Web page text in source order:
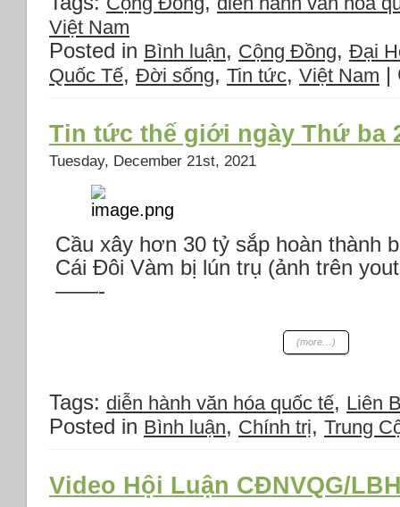
Việt Nam
Posted in Bình luận, Cộng Đồng, Đại
Quốc Tế, Đời sống, Tin tức, Việt Nam |
Tin tức thế giới ngày Thứ ba
Tuesday, December 21st, 2021
Cầu xây hơn 30 tỷ sắp hoàn thành
Cái Đôi Vàm bị lún trụ (ảnh trên
——-
(more…)
Tags: diễn hành văn hóa quốc tế, Liên
Posted in Bình luận, Chính trị, Trung
Video Hội Luận CĐNVQG/